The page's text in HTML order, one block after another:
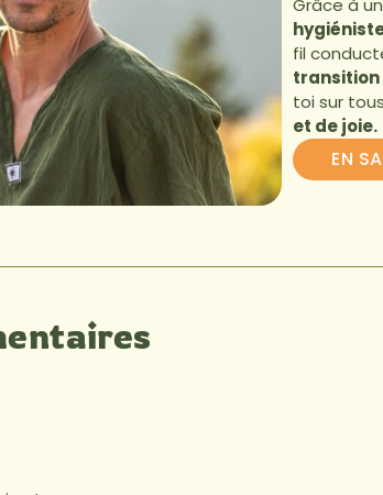
Grâce à
fil
transition
toi sur
et de joie.
EN